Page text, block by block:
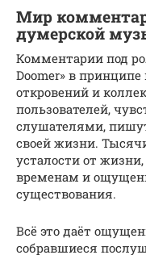
Мир
думерской
Комментарии под
Doomer» в
откровений и
пользователей,
слушателями,
своей жизни.
усталости от
временам и
существования.
Всё это даёт
собравшиеся